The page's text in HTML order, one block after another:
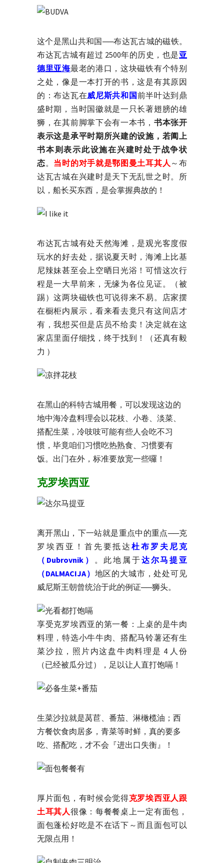
这个是黑山共和国──布达瓦古城的磁铁。
布达瓦古城有超过 2500年的历史，也是亚
德里亚海最老的港口，这块磁铁有个特别
之处，像是一本打开的书，这是有其原因
的：布达瓦在威尼斯共和国前半叶达到鼎
盛时期，当时国徽就是一只长著翅膀的雄
狮，在其前脚掌下会有一本书， 书本张开
表示这是承平时期所兴建的设施，若阖上
书本则表示此设施在兴建时处于战争状
态。 当时的对手就是鄂图曼土耳其人 ～布
达瓦古城在兴建时是天下无乱世之时。所
以，船长买东西，是会掌握典故的！
布达瓦古城有处天然海滩，是观光客度假
玩水的好去处，据说夏天时，海滩上比基
尼辣妹甚至会上空晒日光浴！可惜这次行
程是一大早前来，无缘为各位见证。（被
踢）这两块磁铁也可说得来不易。店家摆
在橱柜内展示，看来看去竟只有这间店才
有，我想买但是店员不给卖！决定就在这
家店里面仔细找，终于找到！（还真有毅
力 ）
在黑山的科特古城用餐，可以发现这边的
地中海冷盘料理会以花枝、小卷、淡菜、
搭配生菜，冷吱吱可能有些人会吃不习
惯，毕竟咱们习惯吃热熟食、习惯要有
饭。出门在外，标准要放宽一些囉！
克罗埃西亚
离开黑山，下一站就是重点中的重点──克
罗埃西亚！首先要抵达杜布罗夫尼克
（Dubrovnik） 。此地属于达尔马提亚
（DALMACIJA） 地区的大城市，处处可见
威尼斯王朝曾统治于此的例证──狮头。
享受克罗埃西亚的第一餐：上桌的是牛肉
料理，特选小牛牛肉、搭配马铃薯还有生
菜沙拉，照片内这盘牛肉料理是 4 人份
（已经被瓜分过），足以让人直打饱嗝！
生菜沙拉就是莴苣、番茄、淋橄榄油；西
方餐饮食肉居多，青菜等时鲜，真的要多
吃、搭配吃，才不会『进出口失衡』！
厚片面包，有时候会觉得克罗埃西亚人跟
土耳其人很像：每餐餐桌上一定有面包，
面包蓬松好吃是不在话下～而且面包可以
无限点用！